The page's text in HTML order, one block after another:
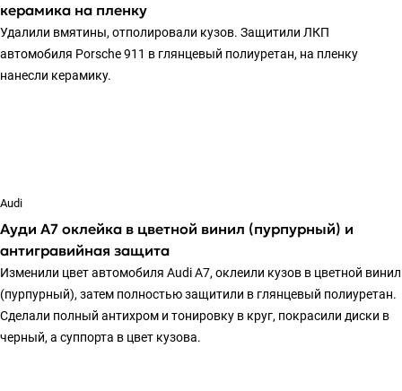
керамика на пленку
Удалили вмятины, отполировали кузов. Защитили ЛКП
автомобиля Porsche 911 в глянцевый полиуретан, на пленку
нанесли керамику.
Audi
Ауди А7 оклейка в цветной винил (пурпурный) и
антигравийная защита
Изменили цвет автомобиля Audi A7, оклеили кузов в цветной винил
(пурпурный), затем полностью защитили в глянцевый полиуретан.
Сделали полный антихром и тонировку в круг, покрасили диски в
черный, а суппорта в цвет кузова.